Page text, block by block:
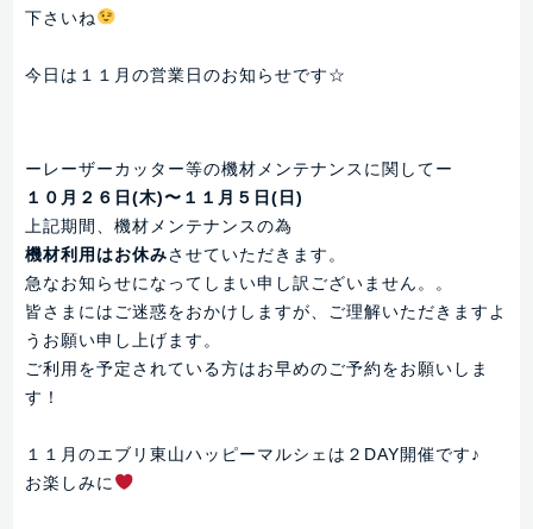
下さいね
今日は１１月の営業日のお知らせです☆
ーレーザーカッター等の機材メンテナンスに関してー
１０月２６日(木)〜１１月５日(日)
上記期間、機材メンテナンスの為
機材利用はお休みさせていただきます。
急なお知らせになってしまい申し訳ございません。。
皆さまにはご迷惑をおかけしますが、ご理解いただきますよ
うお願い申し上げます。
ご利用を予定されている方はお早めのご予約をお願いしま
す！
１１月のエブリ東山ハッピーマルシェは２DAY開催です♪
お楽しみに